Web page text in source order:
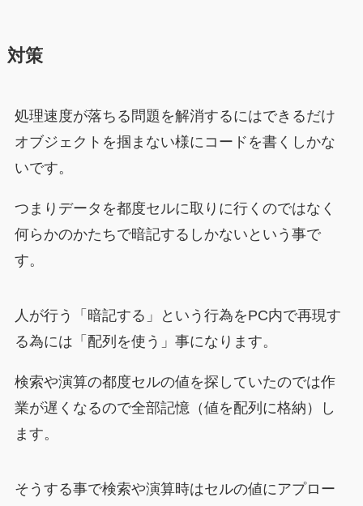
対策
処理速度が落ちる問題を解消するにはできるだけ
オブジェクトを掴まない様にコードを書くしかな
いです。
つまりデータを都度セルに取りに行くのではなく
何らかのかたちで暗記するしかないという事で
す。
人が行う「暗記する」という行為をPC内で再現す
る為には「配列を使う」事になります。
検索や演算の都度セルの値を探していたのでは作
業が遅くなるので全部記憶（値を配列に格納）し
ます。
そうする事で検索や演算時はセルの値にアプロー